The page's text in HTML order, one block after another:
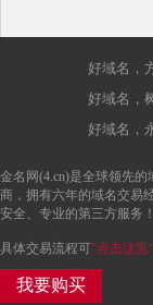
好域名，
好域名，
好域名，
金名网(4.cn)是全球领先
商，拥有六年的域名交易
安全、专业的第三方服务！
具体交易流程可“点击这里”
我要购买